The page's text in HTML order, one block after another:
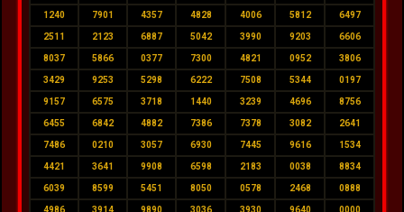
1240 7901 4357 4828 4006 5812 6497
2511 2123 6887 5042 3990 9203 6606
8037 5866 0377 7300 4821 0952 3806
3429 9253 5298 6222 7508 5344 0197
9157 6575 3718 1440 3239 4696 8756
6455 6842 4882 7386 7378 3082 2641
7486 0210 3057 6930 7445 9616 1534
4421 3641 9908 6598 2183 0038 8834
6039 8599 5451 8050 0578 2468 0888
4986 3914 9890 3036 3930 9640 0000